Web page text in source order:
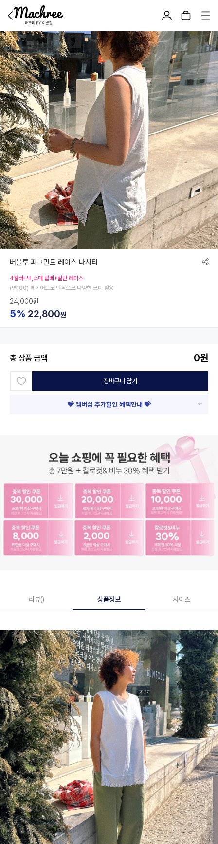
버블루 피그먼트 레이스 나시티
4컬러+넥,소매 랍빠+밑단 레이스
(면100) 레이어드로 단독으로 다양한 코디 활용
24,000원
5% 22,800원
총 상품 금액 0원
장바구니 담기
💝 멤버십 추가할인 혜택안내 💝
리뷰() 상품정보 사이즈